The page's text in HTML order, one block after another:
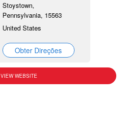
Stoystown,
Pennsylvania, 15563
United States
Obter Direções
VIEW WEBSITE